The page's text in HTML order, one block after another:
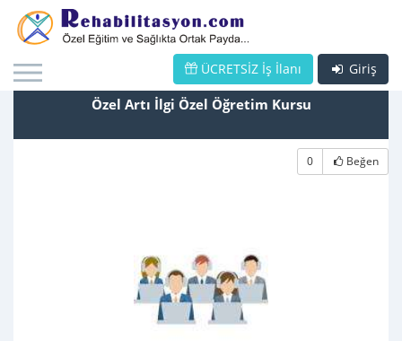
Giriş
ÜCRETSİZ İş İlanı
Özel Artı İlgi Özel Öğretim Kursu
0 Beğen